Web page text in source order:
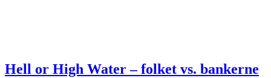
Hell or High Water – folket vs. bankerne